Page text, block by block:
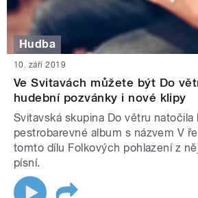
Hudba
10. září 2019
Ve Svitavách můžete být Do
hudební pozvánky i nové klipy
Svitavská skupina Do větru natočila
pestrobarevné album s názvem V
tomto dílu Folkových pohlazení z
písní.